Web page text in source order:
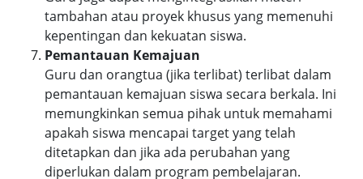
tambahan atau proyek khusus yang memenuhi
kepentingan dan kekuatan siswa.
Pemantauan Kemajuan
Guru dan orangtua (jika terlibat) terlibat dalam
pemantauan kemajuan siswa secara berkala. Ini
memungkinkan semua pihak untuk memahami
apakah siswa mencapai target yang telah
ditetapkan dan jika ada perubahan yang
diperlukan dalam program pembelajaran.